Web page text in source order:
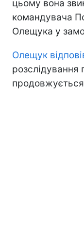
цьому вона
командувача
Олещука у
Олещук
розслідування